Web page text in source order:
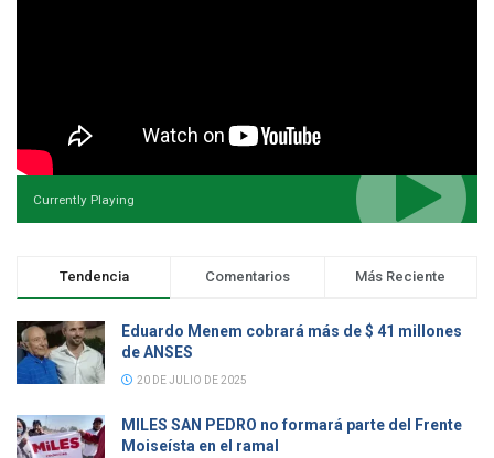
Currently Playing
Tendencia Comentarios Más Reciente
Eduardo Menem cobrará más de $ 41 millones
de ANSES
20 DE JULIO DE 2025
MILES SAN PEDRO no formará parte del Frente
Moiseísta en el ramal